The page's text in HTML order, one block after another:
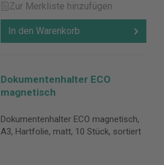
Zur Merkliste hinzufügen
In den Warenkorb
Dokumentenhalter ECO
magnetisch
Dokumentenhalter ECO magnetisch,
A3, Hartfolie, matt, 10 Stück, sortiert